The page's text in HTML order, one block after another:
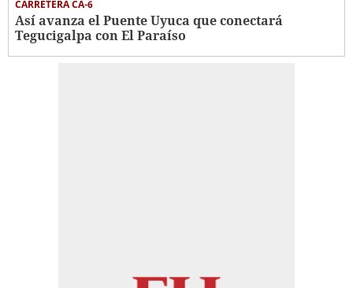
CARRETERA CA-6
Así avanza el Puente Uyuca que conectará
Tegucigalpa con El Paraíso